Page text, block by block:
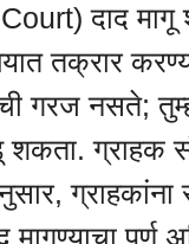
दाद मागू
तक्रार
गरज नसते;
शकता. ग्राहक
ग्राहकांना